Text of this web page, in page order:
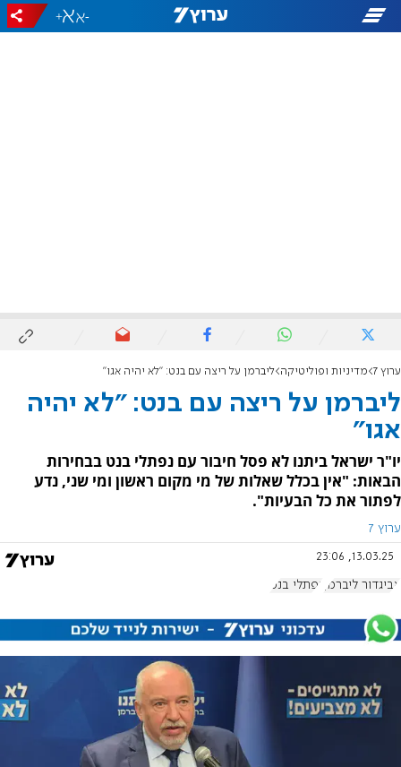
-
+
ערוץ 7 מדיניות ופוליטיקה ליברמן על ריצה עם בנט: "לא יהיה אגו"
ליברמן על ריצה עם בנט: "לא יהיה
אגו"
יו"ר ישראל ביתנו לא פסל חיבור עם נפתלי בנט בבחירות
הבאות: "אין בכלל שאלות של מי מקום ראשון ומי שני, נדע
לפתור את כל הבעיות".
ערוץ 7
13.03.25, 23:06
אביגדור ליברמן נפתלי בנט